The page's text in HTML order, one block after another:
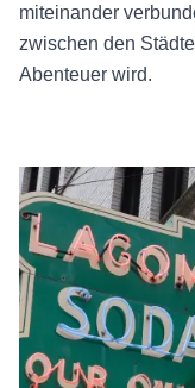
miteinander
zwischen den
Abenteuer wird.